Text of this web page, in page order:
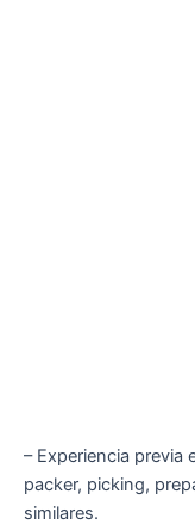
– Experiencia previa
packer, picking,
similares.